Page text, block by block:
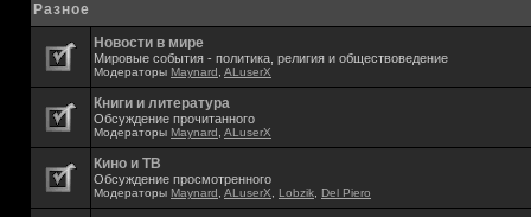
Разное
Новости в мире
Мировые события - политика, религия и обществоведение
Модераторы Maynard ALuserX
Книги и литература
Обсуждение прочитанного
Модераторы Maynard ALuserX
Кино и ТВ
Обсуждение просмотренного
Модераторы Maynard ALuserX Lobzik Del Piero